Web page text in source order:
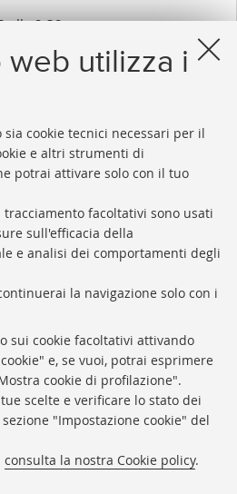
web utilizza i
cookie tecnici necessari per il
e altri strumenti di
potrai attivare solo con il tuo
facoltativi sono usati
sull'efficacia della
e analisi dei comportamenti degli
la navigazione solo con i
sui cookie facoltativi attivando
e, se vuoi, potrai esprimere
cookie di profilazione".
scelte e verificare lo stato dei
"Impostazione cookie" del
consulta la nostra Cookie policy.
alle 9.30
12.00
di Ateneo
Rss
Statistiche
di Ateneo
Sale studio
dei servizi
Proxy